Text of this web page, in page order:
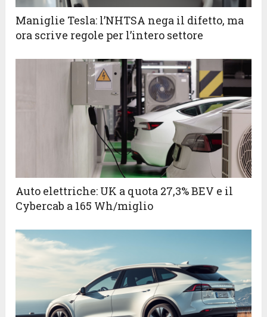
Maniglie Tesla: l’NHTSA nega il difetto, ma
ora scrive regole per l’intero settore
Auto elettriche: UK a quota 27,3% BEV e il
Cybercab a 165 Wh/miglio